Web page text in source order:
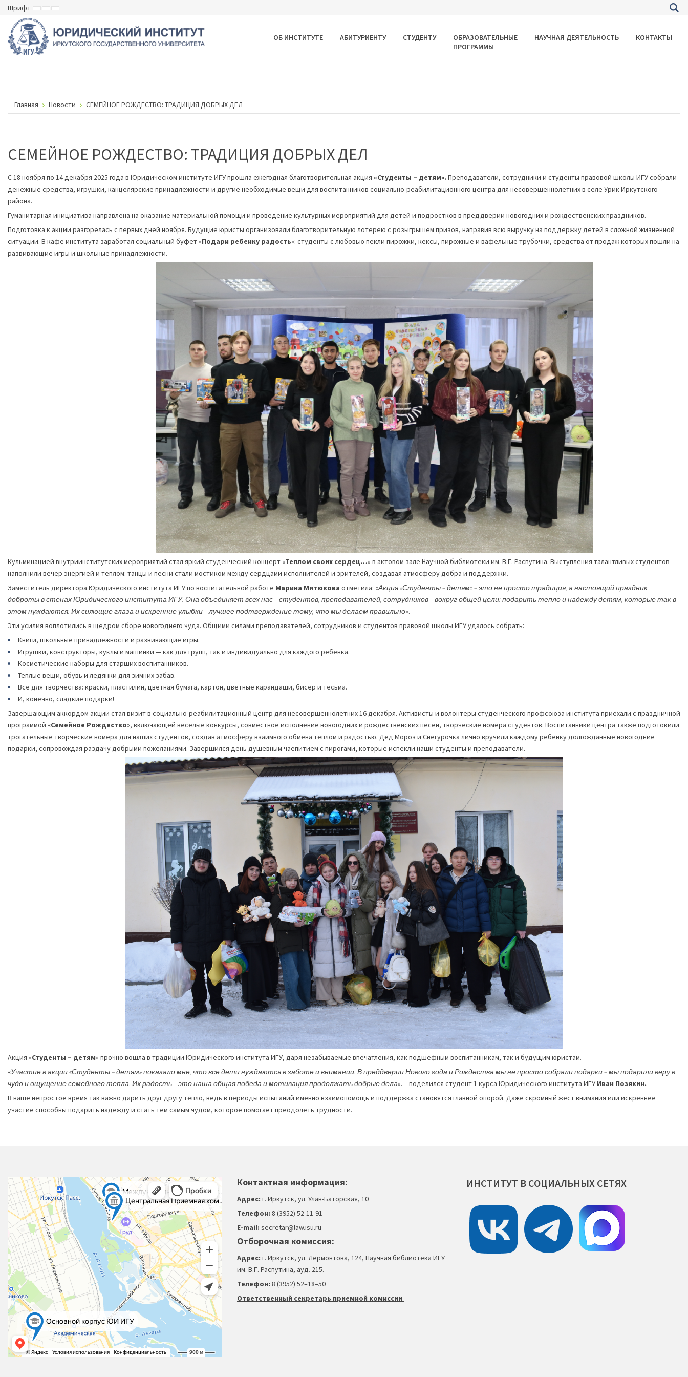
Шрифт ВКЛЮЧИТЬ
МАЛЕНЬКИЙ
ШРИФТ
ВКЛЮЧИТЬ
ВКЛЮЧИТЬ
ОБ ИНСТИТУТЕ
АБИТУРИЕНТУ СТУДЕНТУ
ОБРАЗОВАТЕЛЬНЫЕ
ПРОГРАММЫ
НАУЧНАЯ ДЕЯТЕЛЬНОСТЬ КОНТАКТЫ
Главная Новости СЕМЕЙНОЕ РОЖДЕСТВО: ТРАДИЦИЯ ДОБРЫХ ДЕЛ
СЕМЕЙНОЕ РОЖДЕСТВО: ТРАДИЦИЯ ДОБРЫХ ДЕЛ
С 18 ноября по 14 декабря 2025 года в Юридическом институте ИГУ прошла ежегодная благотворительная акция «Студенты – детям». Преподаватели, сотрудники и студенты правовой школы ИГУ собрали
денежные средства, игрушки, канцелярские принадлежности и другие необходимые вещи для воспитанников социально-реабилитационного центра для несовершеннолетних в селе Урик Иркутского
района.
Гуманитарная инициатива направлена на оказание материальной помощи и проведение культурных мероприятий для детей и подростков в преддверии новогодних и рождественских праздников.
Подготовка к акции разгорелась с первых дней ноября. Будущие юристы организовали благотворительную лотерею с розыгрышем призов, направив всю выручку на поддержку детей в сложной жизненной
ситуации. В кафе института заработал социальный буфет «Подари ребенку радость»: студенты с любовью пекли пирожки, кексы, пирожные и вафельные трубочки, средства от продаж которых пошли на
развивающие игры и школьные принадлежности.
Кульминацией внутриинститутских мероприятий стал яркий студенческий концерт «Теплом своих сердец…» в актовом зале Научной библиотеки им. В.Г. Распутина. Выступления талантливых студентов
наполнили вечер энергией и теплом: танцы и песни стали мостиком между сердцами исполнителей и зрителей, создавая атмосферу добра и поддержки.
Заместитель директора Юридического института ИГУ по воспитательной работе Марина Митюкова отметила: «Акция «Студенты – детям» – это не просто традиция, а настоящий праздник
доброты в стенах Юридического института ИГУ. Она объединяет всех нас – студентов, преподавателей, сотрудников – вокруг общей цели: подарить тепло и надежду детям, которые так в
этом нуждаются. Их сияющие глаза и искренние улыбки – лучшее подтверждение тому, что мы делаем правильно».
Эти усилия воплотились в щедром сборе новогоднего чуда. Общими силами преподавателей, сотрудников и студентов правовой школы ИГУ удалось собрать:
Книги, школьные принадлежности и развивающие игры.
Игрушки, конструкторы, куклы и машинки — как для групп, так и индивидуально для каждого ребенка.
Косметические наборы для старших воспитанников.
Теплые вещи, обувь и ледянки для зимних забав.
Всё для творчества: краски, пластилин, цветная бумага, картон, цветные карандаши, бисер и тесьма.
И, конечно, сладкие подарки!
Завершающим аккордом акции стал визит в социально-реабилитационный центр для несовершеннолетних 16 декабря. Активисты и волонтеры студенческого профсоюза института приехали с праздничной
программой «Семейное Рождество», включающей веселые конкурсы, совместное исполнение новогодних и рождественских песен, творческие номера студентов. Воспитанники центра также подготовили
трогательные творческие номера для наших студентов, создав атмосферу взаимного обмена теплом и радостью. Дед Мороз и Снегурочка лично вручили каждому ребенку долгожданные новогодние
подарки, сопровождая раздачу добрыми пожеланиями. Завершился день душевным чаепитием с пирогами, которые испекли наши студенты и преподаватели.
Акция «Студенты – детям» прочно вошла в традиции Юридического института ИГУ, даря незабываемые впечатления, как подшефным воспитанникам, так и будущим юристам.
«Участие в акции «Студенты – детям» показало мне, что все дети нуждаются в заботе и внимании. В преддверии Нового года и Рождества мы не просто собрали подарки – мы подарили веру в
чудо и ощущение семейного тепла. Их радость – это наша общая победа и мотивация продолжать добрые дела». – поделился студент 1 курса Юридического института ИГУ Иван Позякин.
В наше непростое время так важно дарить друг другу тепло, ведь в периоды испытаний именно взаимопомощь и поддержка становятся главной опорой. Даже скромный жест внимания или искреннее
участие способны подарить надежду и стать тем самым чудом, которое помогает преодолеть трудности.
Контактная информация:
Адрес: г. Иркутск, ул. Улан-Баторская, 10
Телефон: 8 (3952) 52-11-91
Е-mail: secretar@law.isu.ru
Отборочная комиссия:
Адрес: г. Иркутск, ул. Лермонтова, 124, Научная библиотека ИГУ
им. В.Г. Распутина, ауд. 215.
Телефон: 8 (3952) 52–18–50
Ответственный секретарь приемной комиссии
ИНСТИТУТ В СОЦИАЛЬНЫХ СЕТЯХ